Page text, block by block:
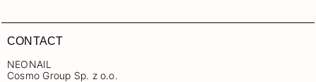
CONTACT
NEONAIL
Cosmo Group Sp. z o.o.